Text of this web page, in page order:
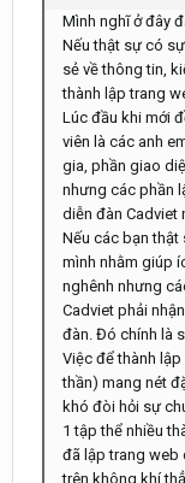
Mình nghĩ ở đây
Nếu thật sự có
sẻ về thông tin,
thành lập trang
Lúc đầu khi mới
viên là các anh
gia, phần giao
nhưng các phần
diễn đàn Cadviet
Nếu các bạn thật
mình nhằm giúp
nghênh nhưng
Cadviet phải
đàn. Đó chính là
Việc để thành
thần) mang nét
khó đòi hỏi sự
1 tập thể nhiều
đã lập trang web
trên không khí